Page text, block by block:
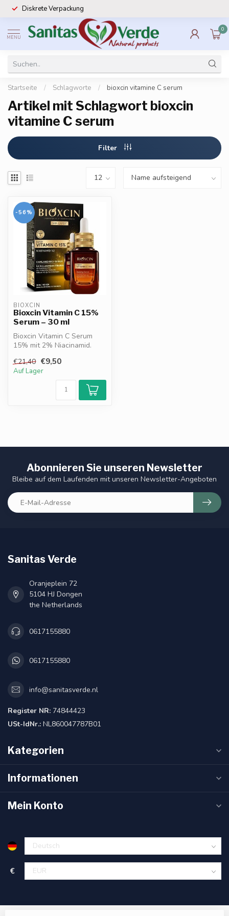
Diskrete Verpackung
MENU
0
Startseite / Schlagworte / bioxcin vitamine C serum
Artikel mit Schlagwort bioxcin
vitamine C serum
Filter
-56%
BIOXCIN
Bioxcin Vitamin C 15%
Serum – 30 ml
Bioxcin Vitamin C Serum
15% mit 2% Niacinamid.
Unr...
€21,40 €9,50
Auf Lager
Abonnieren Sie unseren Newsletter
Bleibe auf dem Laufenden mit unseren Newsletter-Angeboten
Sanitas Verde
Oranjeplein 72
5104 HJ Dongen
the Netherlands
0617155880
0617155880
info@sanitasverde.nl
Register NR: 74844423
USt-IdNr.: NL860047787B01
Kategorien
Informationen
Mein Konto
€